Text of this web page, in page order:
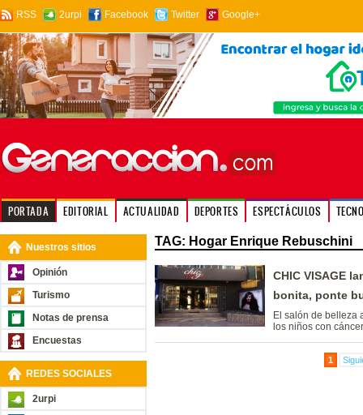
RSS 2urpi Facebook Twitter Google+
PORTADA EDITORIAL ACTUALIDAD DEPORTES ESPECTÁCULOS
Nuestros sitios
Opinión
Turismo
Notas de prensa
Encuestas
REDES SOCIALES
2urpi
TAG: Hogar Enrique Rebuschini
CHIC VISAGE
bonita, ponte
El salón de belleza
los niños con
1